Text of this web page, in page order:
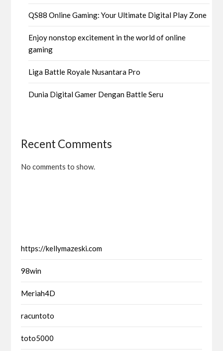
QS88 Online Gaming: Your Ultimate Digital Play Zone
Enjoy nonstop excitement in the world of online
gaming
Liga Battle Royale Nusantara Pro
Dunia Digital Gamer Dengan Battle Seru
Recent Comments
No comments to show.
https://kellymazeski.com
98win
Meriah4D
racuntoto
toto5000